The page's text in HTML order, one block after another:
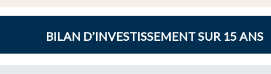
BILAN D’INVESTISSEMENT SUR 15 ANS